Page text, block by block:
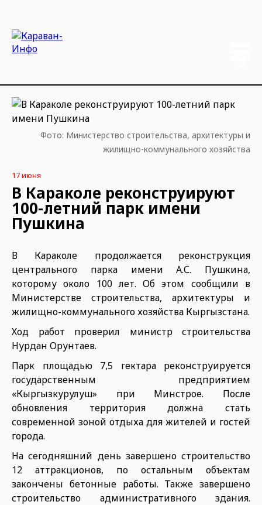
Фото: Министерство строительства, архитектуры и
жилищно-коммунального хозяйства
17 июня
В Караколе реконструируют
100-летний парк имени
Пушкина
В Караколе продолжается реконструкция
центрального парка имени А.С. Пушкина,
которому около 100 лет. Об этом сообщили в
Министерстве строительства, архитектуры и
жилищно-коммунального хозяйства Кыргызстана.
Ход работ проверил министр строительства
Нурдан Орунтаев.
Парк площадью 7,5 гектара реконструируется
государственным предприятием
«Кыргызкурулуш» при Минстрое. После
обновления территория должна стать
современной зоной отдыха для жителей и гостей
города.
На сегодняшний день завершено строительство
12 аттракционов, по остальным объектам
закончены бетонные работы. Также завершено
строительство административного здания.